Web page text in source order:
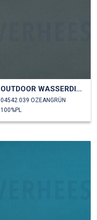
OUTDOOR WASSERDICHT
04542.039 OZEANGRÜN
100%PL